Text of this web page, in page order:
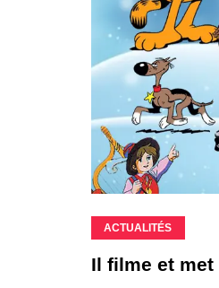
ACTUALITÉS
Il filme et